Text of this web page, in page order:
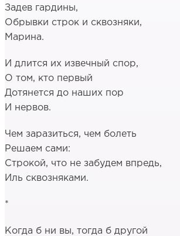
Задев гардины,
Обрывки строк и сквозняки,
Марина.
И длится их извечный спор,
О том, кто первый
Дотянется до наших пор
И нервов.
Чем заразиться, чем болеть
Решаем сами:
Строкой, что не забудем впредь,
Иль сквозняками.
*
Когда б ни вы, тогда б другой